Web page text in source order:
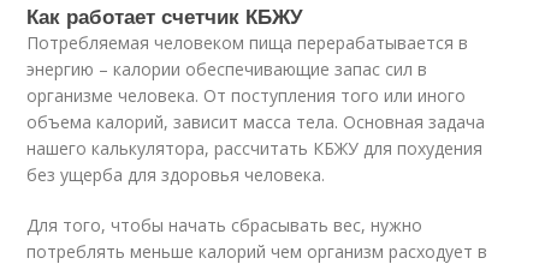
Как работает счетчик КБЖУ
Потребляемая человеком пища перерабатывается в
энергию – калории обеспечивающие запас сил в
организме человека. От поступления того или иного
объема калорий, зависит масса тела. Основная задача
нашего калькулятора, рассчитать КБЖУ для похудения
без ущерба для здоровья человека.
Для того, чтобы начать сбрасывать вес, нужно
потреблять меньше калорий чем организм расходует в